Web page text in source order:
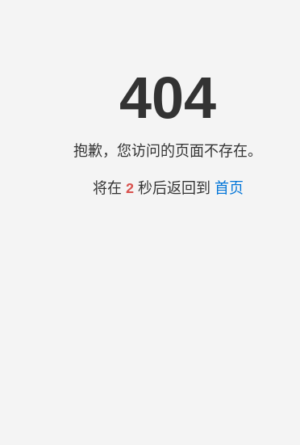
404
抱歉，您访问的页面不存在。
将在 2秒后返回到 首页